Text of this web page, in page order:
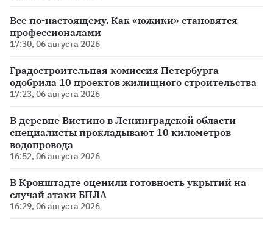
Все по-настоящему. Как «южики» становятся
профессионалами
17:30, 06 августа 2026
Градостроительная комиссия Петербурга
одобрила 10 проектов жилищного строительства
17:23, 06 августа 2026
В деревне Вистино в Ленинградской области
специалисты прокладывают 10 километров
водопровода
16:52, 06 августа 2026
В Кронштадте оценили готовность укрытий на
случай атаки БПЛА
16:29, 06 августа 2026